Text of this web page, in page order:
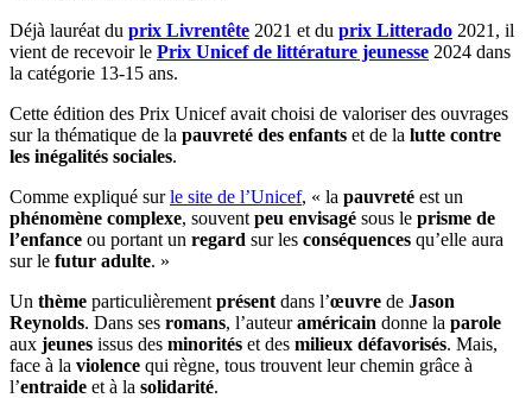
Déjà lauréat du prix Livrentête 2021 et du prix Litterado 2021, il
vient de recevoir le Prix Unicef de littérature jeunesse 2024 dans
la catégorie 13-15 ans.
Cette édition des Prix Unicef avait choisi de valoriser des ouvrages
sur la thématique de la pauvreté des enfants et de la lutte contre
les inégalités sociales.
Comme expliqué surle site de l’Unicef, « la pauvreté est un
phénomène complexe, souvent peu envisagé sous le prisme de
l’enfance ou portant un regard sur les conséquences qu’elle aura
sur le futur adulte. »
Un thème particulièrement présent dans l’œuvre de Jason
Reynolds. Dans ses romans, l’auteuraméricain donne la parole
aux jeunes issus des minorités et des milieux défavorisés. Mais,
face à la violence qui règne, tous trouvent leur chemin grâce à
l’entraide et à la solidarité.